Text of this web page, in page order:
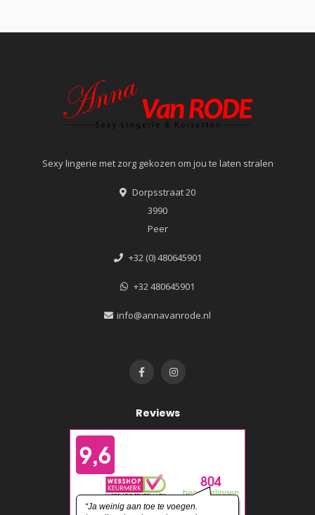
Sexy lingerie met zorg gekozen om jou te laten stralen
Dorpsstraat 20
3990
Peer
+32 (0) 480645901
+32 480645901
info@annavanrode.nl
Reviews